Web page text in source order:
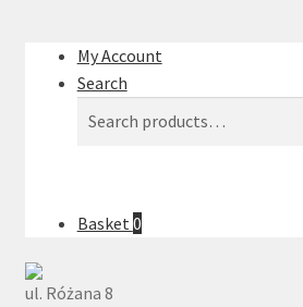
My Account
Search
Basket0
ul. Różana 8